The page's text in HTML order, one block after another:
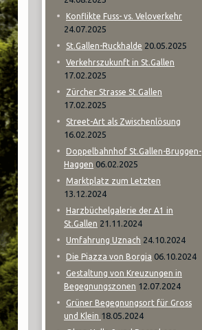
Konflikte Fuss- vs. Veloverkehr
24.07.2025
St.Gallen-Ruckhalde 20.05.2025
Verkehrszukunft in St.Gallen
17.02.2025
Zürcher Strasse St.Gallen
17.02.2025
Street-Art als Zwischenlösung
16.02.2025
Doppelbahnhof St.Gallen-Bruggen-
Haggen 06.02.2025
Marktplatz zum Letzten
13.12.2024
Harzbüchelgalerie der A1 in
St.Gallen 21.11.2024
Umfahrung Uznach 24.10.2024
Die Piazza von Borgia 06.10.2024
Gestaltung von Kreuzungen in
Begegnungszonen 12.07.2024
Grüner Begegnungsort für Gross
und Klein 18.05.2024